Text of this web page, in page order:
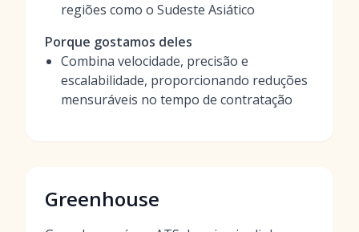
regiões como o Sudeste Asiático
Porque gostamos deles
Combina velocidade, precisão e
escalabilidade, proporcionando reduções
mensuráveis no tempo de contratação
Greenhouse